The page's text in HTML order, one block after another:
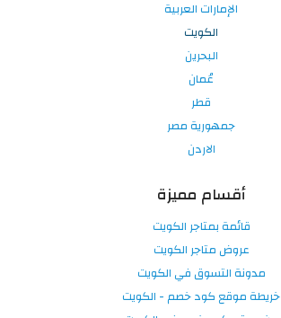
الإمارات العربية
الكويت
البحرين
عُمان
قطر
جمهورية مصر
الاردن
أقسام مميزة
قائمة بمتاجر الكويت
عروض متاجر الكويت
مدونة التسوق في الكويت
خريطة موقع كود خصم - الكويت